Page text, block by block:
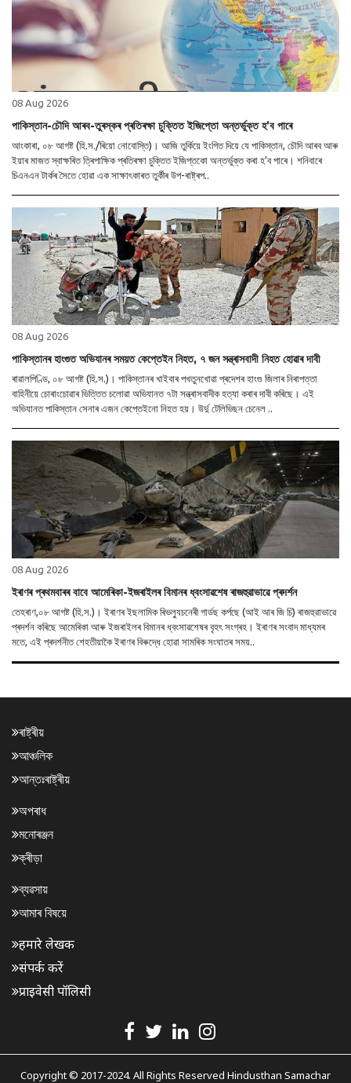
08 Aug 2026
পাকিস্তান-চৌদি আৰব-তুৰস্কৰ প্ৰতিৰক্ষা চুক্তিত ইজিপ্তো অন্তৰ্ভুক্ত হ’ব পাৰে
আংকাৰা, ০৮ আগষ্ট (হি.স./ৰিয়ো নোবোস্তি)। আজি তুৰ্কিয়ে ইংগিত দিয়ে যে পাকিস্তান, চৌদি আৰব আৰু
ইয়াৰ মাজত স্বাক্ষৰিত ত্ৰিপাক্ষিক প্ৰতিৰক্ষা চুক্তিত ইজিপ্তকো অন্তৰ্ভুক্ত কৰা হ’ব পাৰে। শনিবাৰে
চিএনএন টাৰ্কৰ সৈতে হোৱা এক সাক্ষাৎকাৰত তুৰ্কীৰ উপ-ৰাষ্ট্ৰপ..
08 Aug 2026
পাকিস্তানৰ হাংগুত অভিযানৰ সময়ত কেপ্তেইন নিহত, ৭ জন সন্ত্ৰাসবাদী নিহত হোৱাৰ দাবী
ৰাৱালপিণ্ডি, ০৮ আগষ্ট (হি.স.)। পাকিস্তানৰ খাইবাৰ পখতুনখোৱা প্ৰদেশৰ হাংগু জিলাৰ নিৰাপত্তা
বাহিনীয়ে চোৰাংচোৱাৰ ভিত্তিত চলোৱা অভিযানত ৭টা সন্ত্ৰাসবাদীক হত্যা কৰাৰ দাবী কৰিছে। এই
অভিযানত পাকিস্তান সেনাৰ এজন কেপ্তেইনো নিহত হয়। উৰ্দু টেলিভিছন চেনেল ..
08 Aug 2026
ইৰাণৰ প্ৰথমবাৰৰ বাবে আমেৰিকা-ইজৰাইলৰ বিমানৰ ধ্বংসাৱশেষ ৰাজহুৱাভাৱে প্ৰদৰ্শন
তেহৰাণ,০৮ আগষ্ট (হি.স.)। ইৰাণৰ ইছলামিক ৰিভল্যুচনেৰী গাৰ্ডছ কৰ্পছে (আই আৰ জি চি) ৰাজহুৱাভাৱে
প্ৰদৰ্শন কৰিছে আমেৰিকা আৰু ইজৰাইলৰ বিমানৰ ধ্বংসাৱশেষৰ বৃহৎ সংগ্ৰহ। ইৰাণৰ সংবাদ মাধ্যমৰ
মতে, এই প্ৰদৰ্শনীত শেহতীয়াকৈ ইৰাণৰ বিৰুদ্ধে হোৱা সামৰিক সংঘাতৰ সময়..
ৰাষ্ট্ৰীয়
আঞ্চলিক
আন্তঃৰাষ্ট্ৰীয়
অপৰাধ
মনোৰঞ্জন
ক্ৰীড়া
ব্যৱসায়
আমাৰ বিষয়ে
हमारे लेखक
संपर्क करें
प्राइवेसी पॉलिसी
Copyright © 2017-2024. All Rights Reserved Hindusthan Samachar